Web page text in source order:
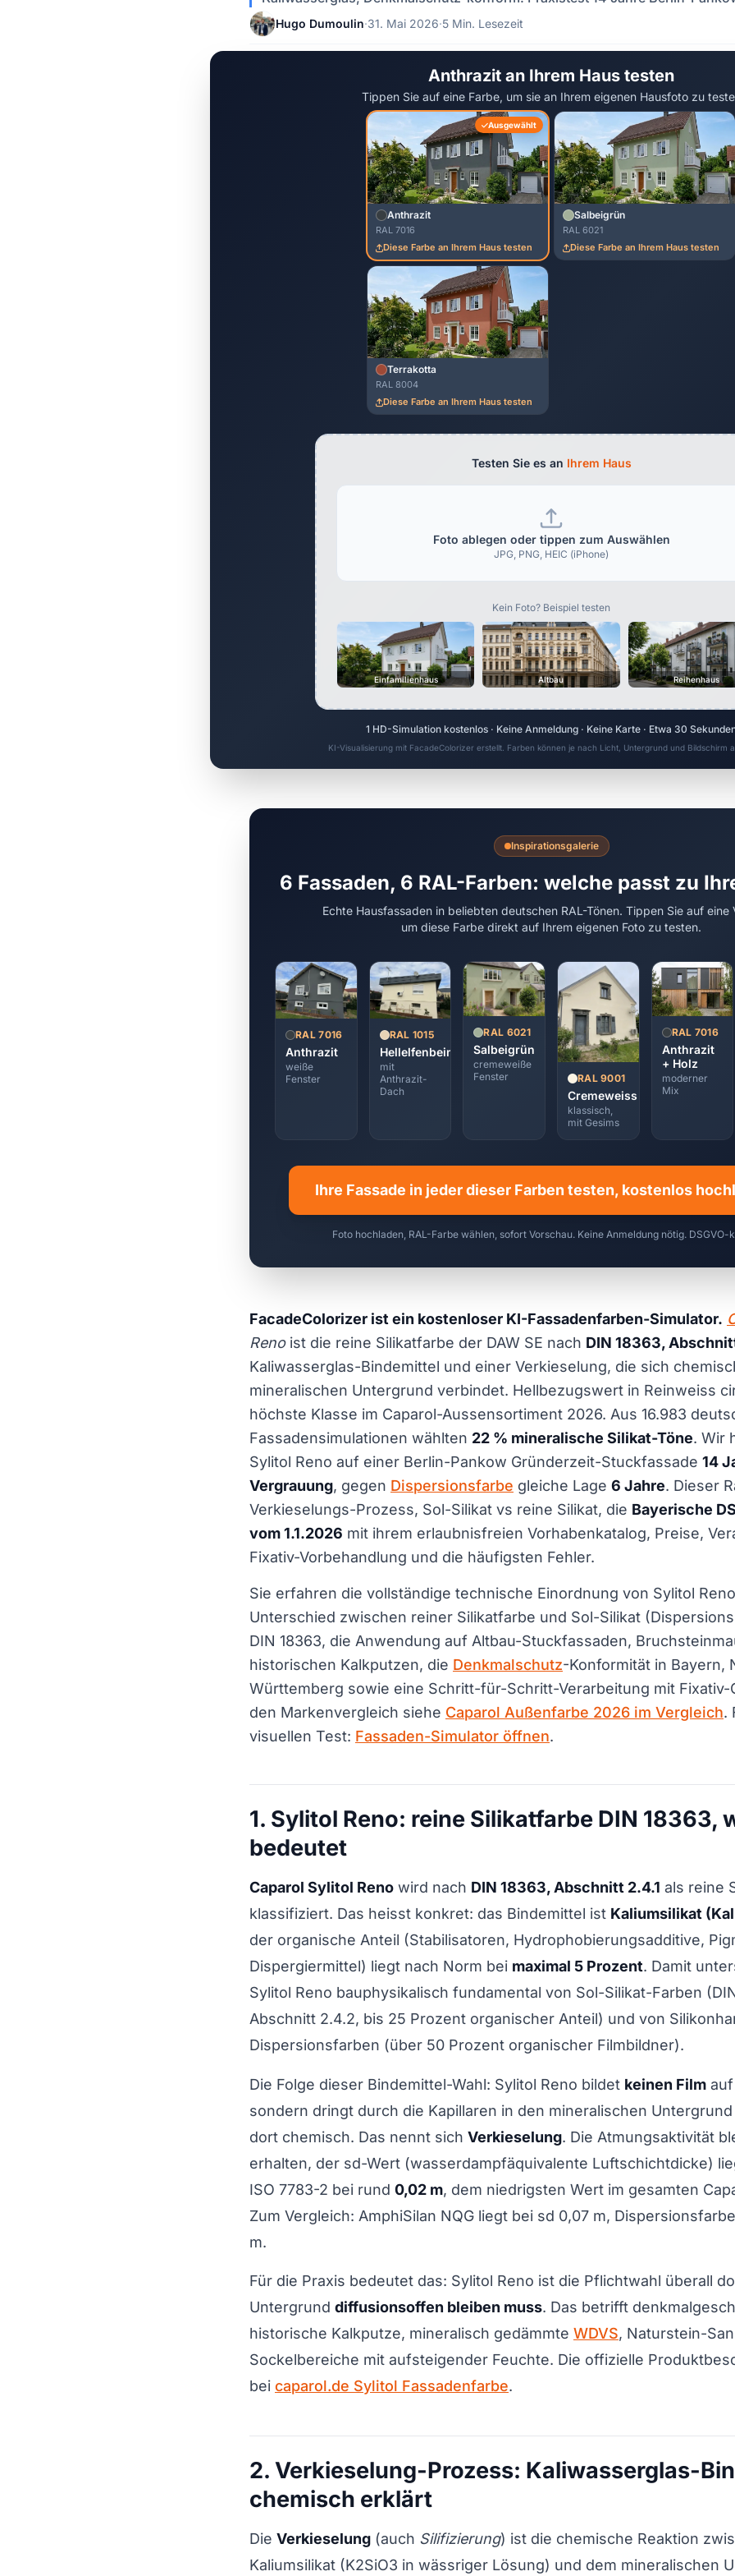
Hugo Dumoulin·31. Mai 2026·5 Min. Lesezeit
Anthrazit an Ihrem Haus testen
Tippen Sie auf eine Farbe, um sie an Ihrem eigenen Hausfoto zu
Ausgewählt
Anthrazit
RAL 7016
Diese Farbe an Ihrem Haus testen
Salbeigrün
RAL 6021
Diese Farbe an Ihrem Haus testen
Terrakotta
RAL 8004
Diese Farbe an Ihrem Haus testen
Testen Sie es an Ihrem Haus
Foto ablegen oder tippen zum Auswählen
JPG, PNG, HEIC (iPhone)
Kein Foto? Beispiel testen
Einfamilienhaus Altbau Reihenhaus
1 HD-Simulation kostenlos · Keine Anmeldung · Keine Karte · Etwa 30
KI-Visualisierung mit FacadeColorizer erstellt. Farben können je nach Licht, Untergrund und Bildschirm
Inspirationsgalerie
6 Fassaden, 6 RAL-Farben: welche passt zu
Echte Hausfassaden in beliebten deutschen RAL-Tönen. Tippen Sie auf eine
um diese Farbe direkt auf Ihrem eigenen Foto zu testen.
RAL 7016
Anthrazit
weiße
Fenster
RAL 1015
Hellelfenbein
mit
Anthrazit-
Dach
RAL 6021
Salbeigrün
cremeweiße
Fenster
RAL 9001
Cremeweiss
klassisch,
mit Gesims
RAL 7016
Anthrazit
+ Holz
moderner
Mix
Ihre Fassade in jeder dieser Farben testen, kostenlos
Foto hochladen, RAL-Farbe wählen, sofort Vorschau. Keine Anmeldung nötig. DSGVO-
FacadeColorizer ist ein kostenloser KI-Fassadenfarben-Simulator.
Renoist die reine Silikatfarbe der DAW SE nach DIN 18363,
Kaliwasserglas-Bindemittel und einer Verkieselung, die sich
mineralischen Untergrund verbindet. Hellbezugswert in Reinweiss
höchste Klasse im Caparol-Aussensortiment 2026. Aus 16.983
Fassadensimulationen wählten 22 % mineralische Silikat-Töne. Wir
Sylitol Reno auf einer Berlin-Pankow Gründerzeit-Stuckfassade 14
Vergrauung, gegen Dispersionsfarbe gleiche Lage 6 Jahre. Dieser
Verkieselungs-Prozess, Sol-Silikat vs reine Silikat, die Bayerische
vom 1.1.2026 mit ihrem erlaubnisfreien Vorhabenkatalog, Preise,
Fixativ-Vorbehandlung und die häufigsten Fehler.
Sie erfahren die vollständige technische Einordnung von Sylitol
Unterschied zwischen reiner Silikatfarbe und Sol-Silikat
DIN 18363, die Anwendung auf Altbau-Stuckfassaden,
historischen Kalkputzen, die Denkmalschutz-Konformität in Bayern,
Württemberg sowie eine Schritt-für-Schritt-Verarbeitung mit Fixativ-
den Markenvergleich siehe Caparol Außenfarbe 2026 im Vergleich.
visuellen Test: Fassaden-Simulator öffnen.
1. Sylitol Reno: reine Silikatfarbe DIN 18363,
bedeutet
Caparol Sylitol Reno wird nach DIN 18363, Abschnitt 2.4.1 als reine
klassifiziert. Das heisst konkret: das Bindemittel ist Kaliumsilikat
der organische Anteil (Stabilisatoren, Hydrophobierungsadditive,
Dispergiermittel) liegt nach Norm bei maximal 5 Prozent. Damit
Sylitol Reno bauphysikalisch fundamental von Sol-Silikat-Farben
Abschnitt 2.4.2, bis 25 Prozent organischer Anteil) und von
Dispersionsfarben (über 50 Prozent organischer Filmbildner).
Die Folge dieser Bindemittel-Wahl: Sylitol Reno bildet keinen Film
sondern dringt durch die Kapillaren in den mineralischen
dort chemisch. Das nennt sich Verkieselung. Die Atmungsaktivität
erhalten, der sd-Wert (wasserdampfäquivalente Luftschichtdicke)
ISO 7783-2 bei rund 0,02 m, dem niedrigsten Wert im gesamten
Zum Vergleich: AmphiSilan NQG liegt bei sd 0,07 m,
m.
Für die Praxis bedeutet das: Sylitol Reno ist die Pflichtwahl überall
Untergrund diffusionsoffen bleiben muss. Das betrifft
historische Kalkputze, mineralisch gedämmte WDVS, Naturstein-
Sockelbereiche mit aufsteigender Feuchte. Die offizielle
bei caparol.de Sylitol Fassadenfarbe.
2. Verkieselung-Prozess: Kaliwasserglas-
chemisch erklärt
Die Verkieselung (auch Silifizierung) ist die chemische Reaktion
Kaliumsilikat (K2SiO3 in wässriger Lösung) und dem mineralischen